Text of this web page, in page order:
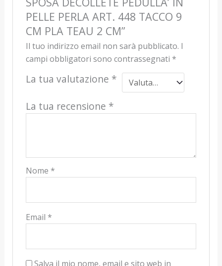
PELLE PERLA ART. 448 TACCO 9
CM PLA TEAU 2 CM”
Il tuo indirizzo email non sarà pubblicato. I
campi obbligatori sono contrassegnati *
La tua valutazione *
La tua recensione *
Nome *
Email *
Salva il mio nome, email e sito web in